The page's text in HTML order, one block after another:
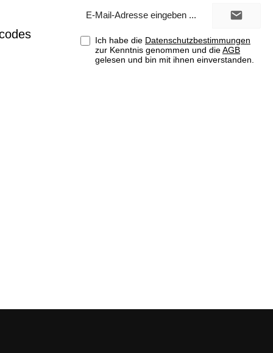
Mail-
Ich habe die Datenschutzbestimmungen
zur Kenntnis genommen und dieAGB
gelesen und bin mit ihnen einverstanden.